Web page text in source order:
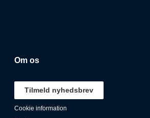
Om os
Tilmeld nyhedsbrev
Cookie information